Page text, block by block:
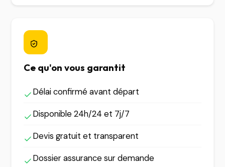
Ce qu'on vous garantit
Délai confirmé avant départ
Disponible 24h/24 et 7j/7
Devis gratuit et transparent
Dossier assurance sur demande